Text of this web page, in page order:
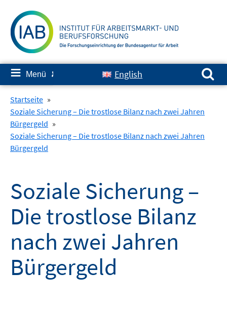
zum
Inhalt
≡ Menü ✘ English
Suchen nach:
Startseite »
Soziale Sicherung – Die trostlose Bilanz nach zwei Jahren
Bürgergeld »
Soziale Sicherung – Die trostlose Bilanz nach zwei Jahren
Bürgergeld
Soziale Sicherung –
Die trostlose Bilanz
nach zwei Jahren
Bürgergeld